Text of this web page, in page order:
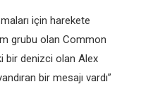
için harekete
grubu olan Common
bir denizci olan Alex
bir mesajı vardı”